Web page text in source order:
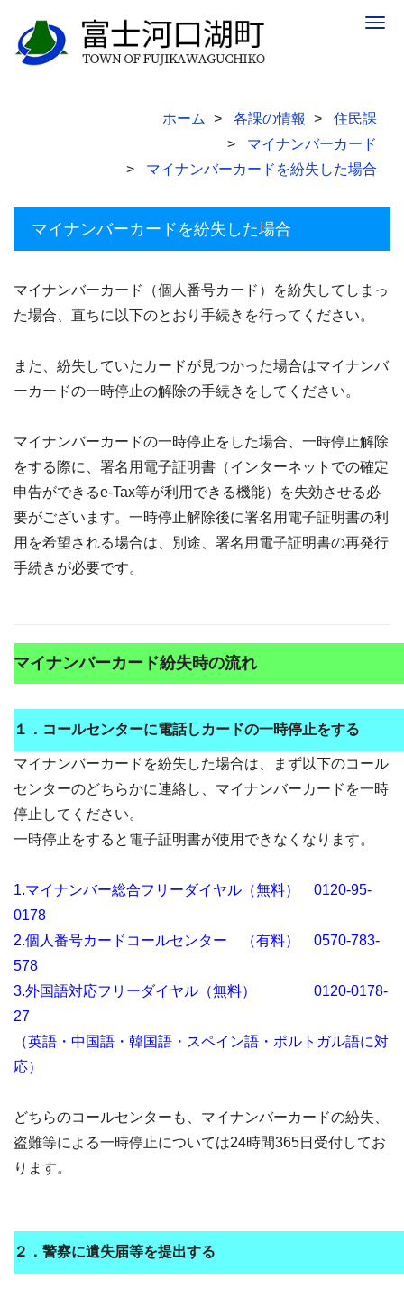
ホーム 各課の情報
住民課
マイナンバーカード
マイナンバーカードを紛失した場合
マイナンバーカードを紛失した場合
マイナンバーカード（個人番号カード）を紛失してしまっ
た場合、直ちに以下のとおり手続きを行ってください。
また、紛失していたカードが見つかった場合はマイナンバ
ーカードの一時停止の解除の手続きをしてください。
マイナンバーカードの一時停止をした場合、一時停止解除
をする際に、署名用電子証明書（インターネットでの確定
申告ができるe-Tax等が利用できる機能）を失効させる必
要がございます。一時停止解除後に署名用電子証明書の利
用を希望される場合は、別途、署名用電子証明書の再発行
手続きが必要です。
マイナンバーカード紛失時の流れ
１．コールセンターに電話しカードの一時停止をする
マイナンバーカードを紛失した場合は、まず以下のコール
センターのどちらかに連絡し、マイナンバーカードを一時
停止してください。
一時停止をすると電子証明書が使用できなくなります。
1.マイナンバー総合フリーダイヤル（無料） 0120-95-
0178
2.個人番号カードコールセンター （有料） 0570-783-
578
3.外国語対応フリーダイヤル（無料） 0120-0178-
27
（英語・中国語・韓国語・スペイン語・ポルトガル語に対
応）
どちらのコールセンターも、マイナンバーカードの紛失、
盗難等による一時停止については24時間365日受付してお
ります。
２．警察に遺失届等を提出する